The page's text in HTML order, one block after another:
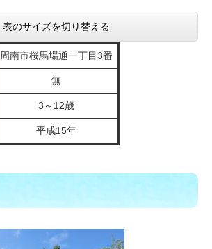
表のサイズを切り替える
周南市桜馬場通一丁目3番
無
3～12歳
平成15年